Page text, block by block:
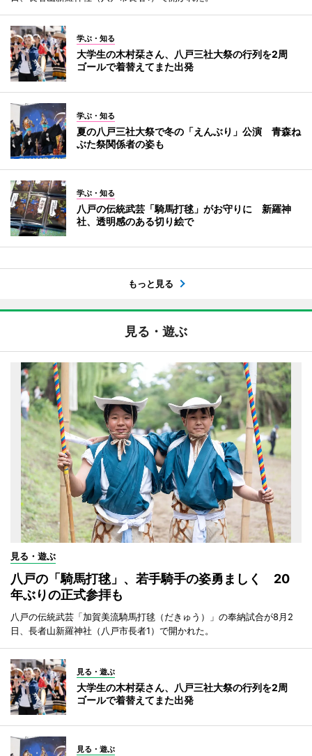
学ぶ・知る
大学生の木村栞さん、八戸三社大祭の行列を2周
ゴールで着替えてまた出発
学ぶ・知る
夏の八戸三社大祭で冬の「えんぶり」公演 青森ね
ぶた祭関係者の姿も
学ぶ・知る
八戸の伝統武芸「騎馬打毬」がお守りに 新羅神
社、透明感のある切り絵で
もっと見る
見る・遊ぶ
見る・遊ぶ
八戸の「騎馬打毬」、若手騎手の姿勇ましく 20
年ぶりの正式参拝も
八戸の伝統武芸「加賀美流騎馬打毬（だきゅう）」の奉納試合が8月2
日、長者山新羅神社（八戸市長者1）で開かれた。
見る・遊ぶ
大学生の木村栞さん、八戸三社大祭の行列を2周
ゴールで着替えてまた出発
見る・遊ぶ